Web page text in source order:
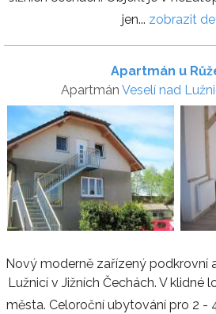
jen... zobrazit
Apartmán u
Apartmán Veselí nad
Nový moderně zařízený podkrovní
Lužnicí v Jižních Čechách. V klidné
města. Celoroční ubytování pro 2 -